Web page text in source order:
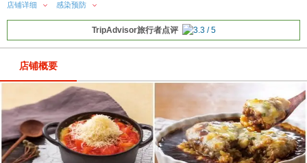
店铺详细 感染预防
TripAdvisor旅行者点评
店铺概要